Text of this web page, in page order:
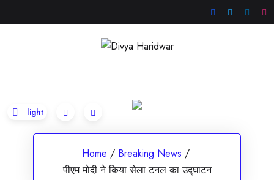
to
Home / Breaking News /
पीएम मोदी ने किया सेला टनल का उद्घाटन